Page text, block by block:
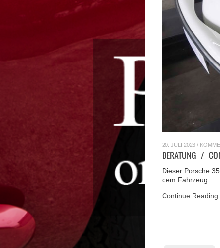
20. JULI 2023 /
BERATUNG /
Dieser Porsche
dem Fahrzeug...
Continue